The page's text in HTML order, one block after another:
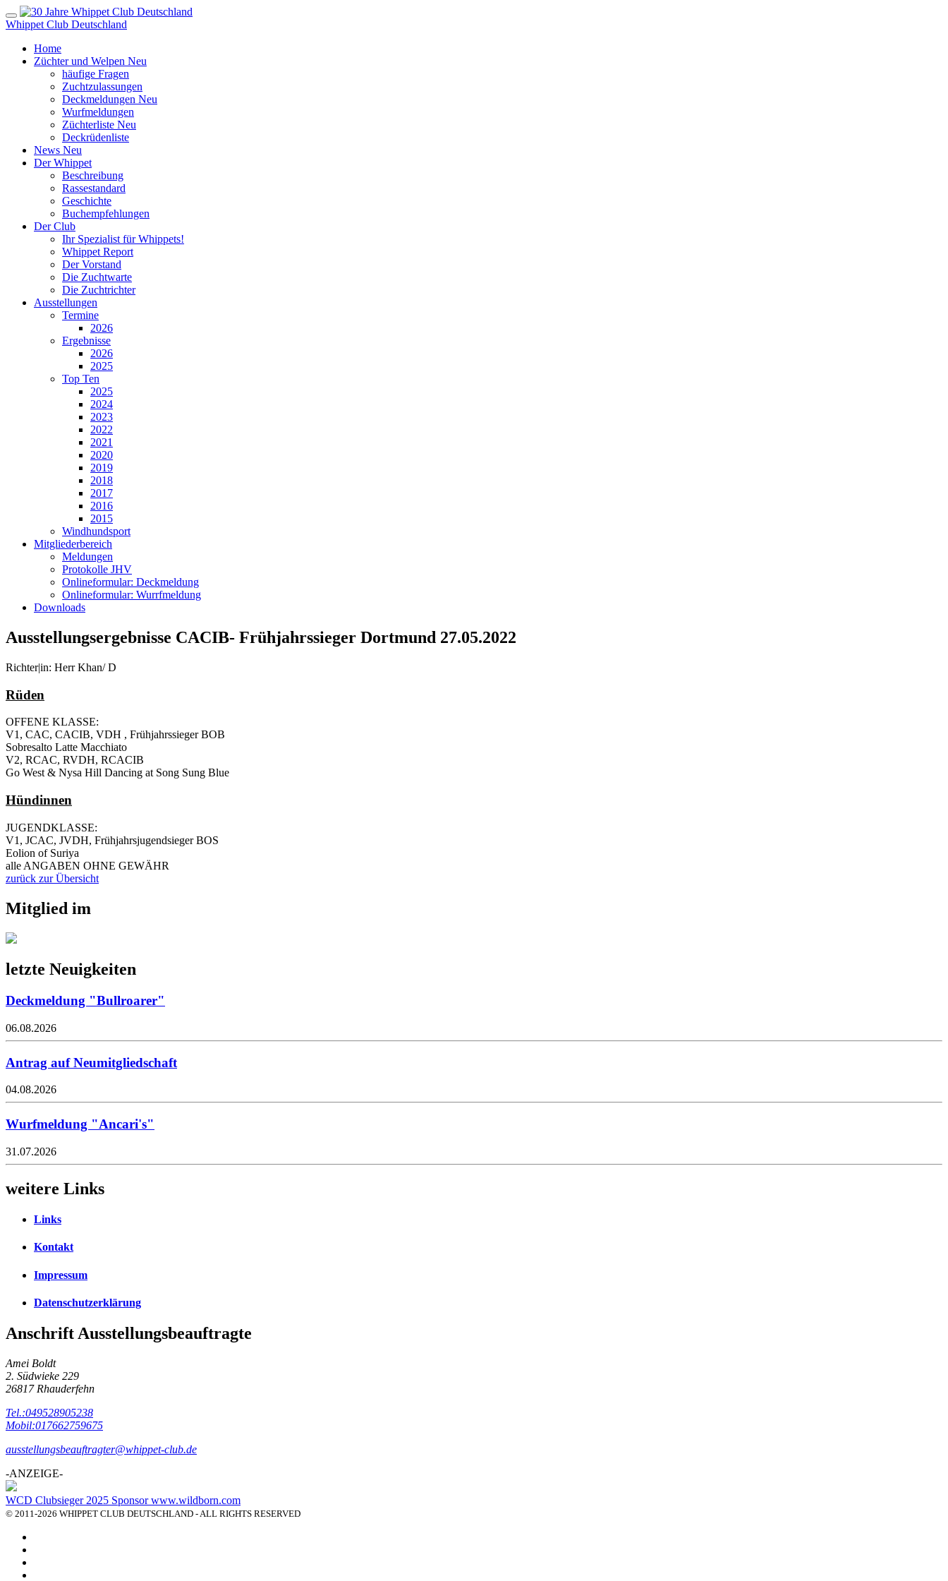
Whippet Club Deutschland
Home
Züchter und Welpen Neu
häufige Fragen
Zuchtzulassungen
Deckmeldungen Neu
Wurfmeldungen
Züchterliste Neu
Deckrüdenliste
News Neu
Der Whippet
Beschreibung
Rassestandard
Geschichte
Buchempfehlungen
Der Club
Ihr Spezialist für Whippets!
Whippet Report
Der Vorstand
Die Zuchtwarte
Die Zuchtrichter
Ausstellungen
Termine
2026
Ergebnisse
2026
2025
Top Ten
2025
2024
2023
2022
2021
2020
2019
2018
2017
2016
2015
Windhundsport
Mitgliederbereich
Meldungen
Protokolle JHV
Onlineformular: Deckmeldung
Onlineformular: Wurrfmeldung
Downloads
Ausstellungsergebnisse CACIB- Frühjahrssieger Dortmund 27.05.2022
Richter|in: Herr Khan/ D
Rüden
OFFENE KLASSE:
V1, CAC, CACIB, VDH , Frühjahrssieger BOB
Sobresalto Latte Macchiato
V2, RCAC, RVDH, RCACIB
Go West & Nysa Hill Dancing at Song Sung Blue
Hündinnen
JUGENDKLASSE:
V1, JCAC, JVDH, Frühjahrsjugendsieger BOS
Eolion of Suriya
alle ANGABEN OHNE GEWÄHR
zurück zur Übersicht
Mitglied im
letzte Neuigkeiten
Deckmeldung "Bullroarer"
06.08.2026
Antrag auf Neumitgliedschaft
04.08.2026
Wurfmeldung "Ancari's"
31.07.2026
weitere Links
Links
Kontakt
Impressum
Datenschutzerklärung
Anschrift Ausstellungsbeauftragte
Amei Boldt
2. Südwieke 229
26817 Rhauderfehn
Tel.:049528905238
Mobil:017662759675
ausstellungsbeauftragter@whippet-club.de
-ANZEIGE-
WCD Clubsieger 2025 Sponsor www.wildborn.com
© 2011-2026 WHIPPET CLUB DEUTSCHLAND - ALL RIGHTS RESERVED